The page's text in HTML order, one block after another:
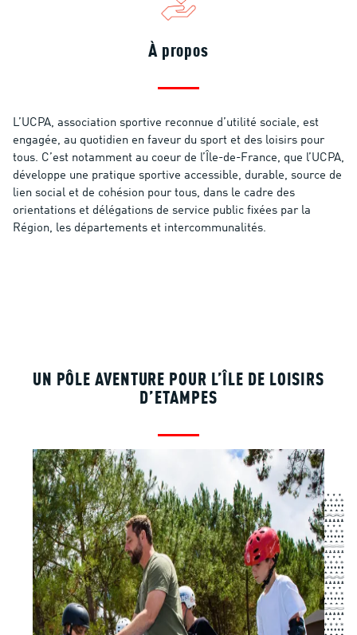
À propos
L’UCPA, association sportive reconnue d’utilité sociale, est
engagée, au quotidien en faveur du sport et des loisirs pour
tous. C’est notamment au coeur de l’Île-de-France, que l’UCPA,
développe une pratique sportive accessible, durable, source de
lien social et de cohésion pour tous, dans le cadre des
orientations et délégations de service public fixées par la
Région, les départements et intercommunalités.
UN PÔLE AVENTURE POUR L’ÎLE DE LOISIRS
D’ETAMPES